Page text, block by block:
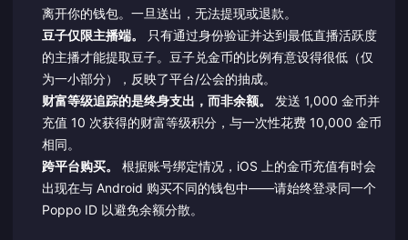
离开你的钱包。一旦送出，无法提现或退款。
豆子仅限主播端。
只有通过身份验证并达到最低直播活跃度
的主播才能提取豆子。豆子兑金币的比例有意设得很低（仅
为一小部分），反映了平台/公会的抽成。
财富等级追踪的是终身支出，而非余额。
发送 1,000 金币并
充值 10 次获得的财富等级积分，与一次性花费 10,000 金币
相同。
跨平台购买。
根据账号绑定情况，iOS 上的金币充值有时会
出现在与 Android 购买不同的钱包中——请始终登录同一个
Poppo ID 以避免余额分散。